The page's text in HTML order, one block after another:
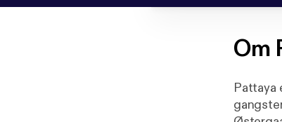
Om
Pattaya